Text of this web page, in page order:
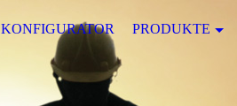
KONFIGURATOR PRODUKTE